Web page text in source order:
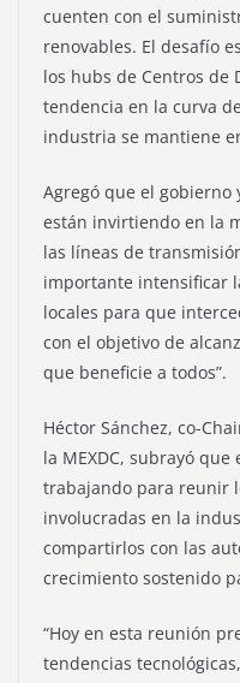
cuenten con el
renovables. El desafío
los hubs de Centros de
tendencia en la curva
industria se mantiene
Agregó que el
están invirtiendo en la
las líneas de
importante intensificar
locales para que
con el objetivo de
que beneficie a todos”.
Héctor Sánchez, co-
la MEXDC, subrayó
trabajando para reunir
involucradas en la
compartirlos con las
crecimiento sostenido
“Hoy en esta reunión
tendencias